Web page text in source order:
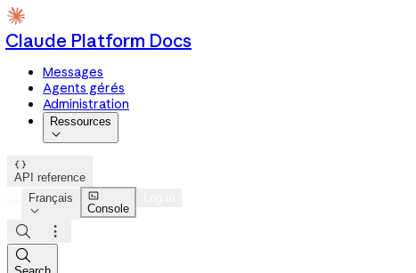
Claude Platform Docs
Messages
Agents gérés
Administration
Ressources


API reference
Français


Console


